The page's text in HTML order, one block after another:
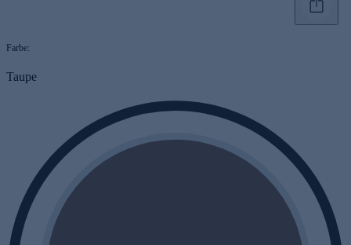
Farbe:
Taupe